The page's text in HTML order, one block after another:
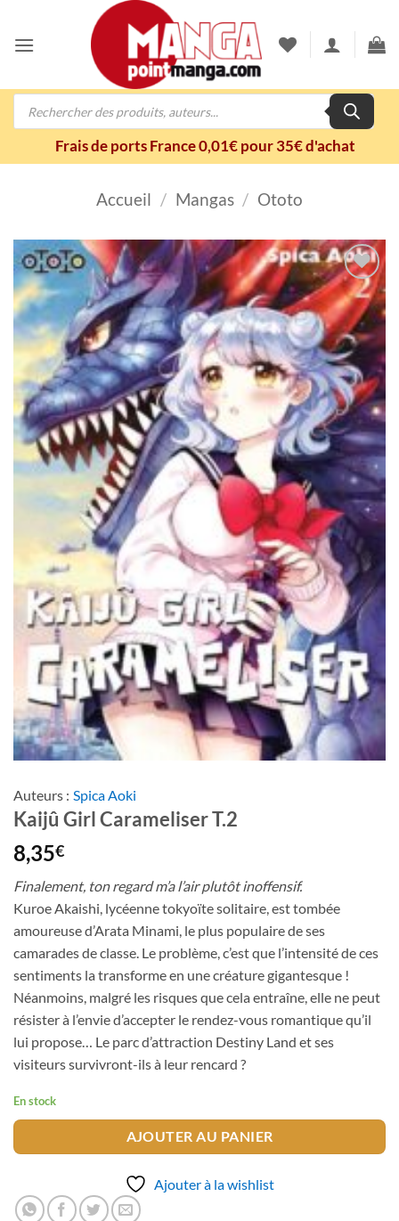
contenu
Recherche
Frais de ports France 0,01€ pour 35€ d'achat
Accueil / Mangas / Ototo
Ajouter
à la
wishlist
Auteurs : Spica Aoki
Kaijû Girl Carameliser T.2
8,35€
Finalement, ton regard m’a l’air plutôt inoffensif.
Kuroe Akaishi, lycéenne tokyoïte solitaire, est tombée
amoureuse d’Arata Minami, le plus populaire de ses
camarades de classe. Le problème, c’est que l’intensité de ces
sentiments la transforme en une créature gigantesque !
Néanmoins, malgré les risques que cela entraîne, elle ne peut
résister à l’envie d’accepter le rendez-vous romantique qu’il
lui propose… Le parc d’attraction Destiny Land et ses
visiteurs survivront-ils à leur rencard ?
En stock
AJOUTER AU PANIER
Ajouter à la wishlist